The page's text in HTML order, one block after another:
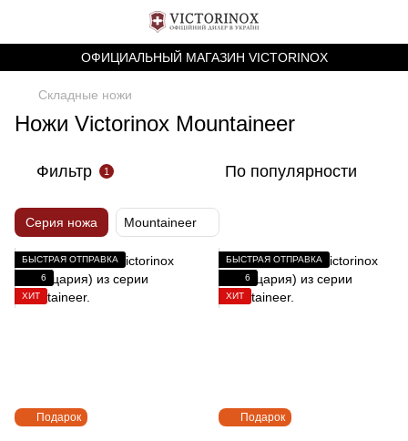
ОФИЦИАЛЬНЫЙ МАГАЗИН VICTORINOX
Складные ножи
Ножи Victorinox Mountaineer
Фильтр 1 По популярности
Серия ножа Mountaineer
Подарок
БЫСТРАЯ ОТПРАВКА
6
ХИТ
Подарок
БЫСТРАЯ ОТПРАВКА
6
ХИТ